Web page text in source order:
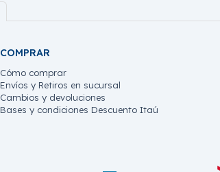
COMPRAR
Cómo comprar
Envíos y Retiros en sucursal
Cambios y devoluciones
Bases y condiciones Descuento Itaú